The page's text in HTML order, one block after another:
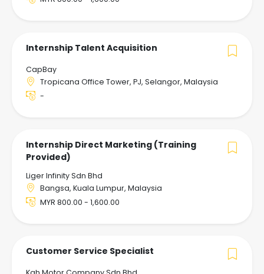
Internship Talent Acquisition
CapBay
Tropicana Office Tower, PJ, Selangor, Malaysia
-
Internship Direct Marketing (Training
Provided)
Liger Infinity Sdn Bhd
Bangsa, Kuala Lumpur, Malaysia
MYR 800.00 - 1,600.00
Customer Service Specialist